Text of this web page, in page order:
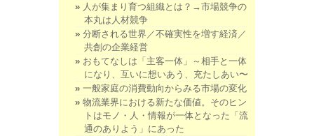
人が集まり育つ組織とは？→市場競争の
本丸は人材競争
分断される世界／不確実性を増す経済／
共創の企業経営
おもてなしは「主客一体」～相手と一体
になり、互いに想いあう、充たしあい〜
一般家庭の消費動向からみる市場の変化
物流業界における新たな価値。そのヒン
トはモノ・人・情報が一体となった「流
通のありよう」にあった